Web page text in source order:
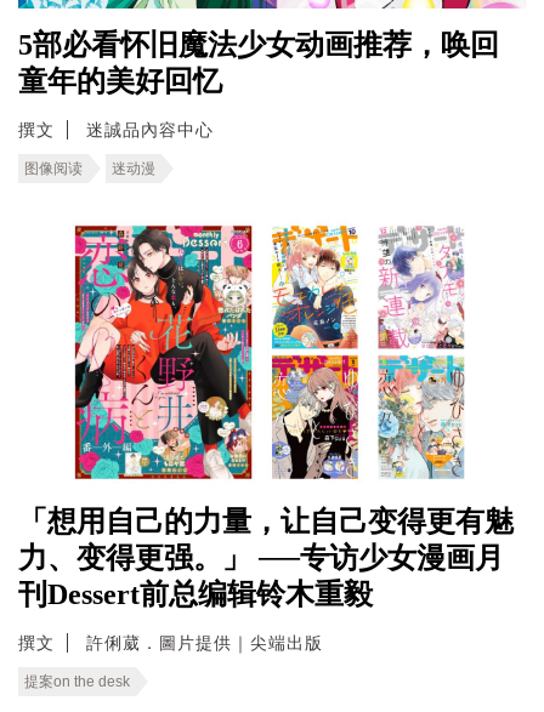
5部必看怀旧魔法少女动画推荐，唤回
童年的美好回忆
撰文 迷誠品內容中心
图像阅读 迷动漫
「想用自己的力量，让自己变得更有魅
力、变得更强。」 ──专访少女漫画月
刊Dessert前总编辑铃木重毅
撰文 許俐葳．圖片提供｜尖端出版
提案on the desk